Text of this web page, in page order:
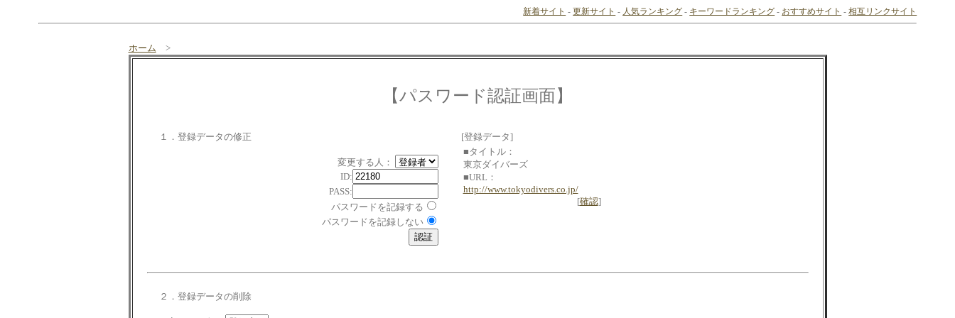
新着サイト -更新サイト - 人気ランキング - キーワードランキング - おすすめサイト -相互リンクサイト
ホーム >
【パスワード認証画面】
１．登録データの修正
変更する人：
ID:
PASS:
パスワードを記録する
パスワードを記録しない
[登録データ]
■タイトル：
東京ダイバーズ
■URL：
http://www.tokyodivers.co.jp/
[確認]
２．登録データの削除